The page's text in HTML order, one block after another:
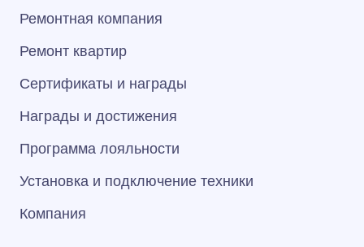
Ремонтная компания
Ремонт квартир
Сертификаты и награды
Награды и достижения
Программа лояльности
Установка и подключение техники
Компания